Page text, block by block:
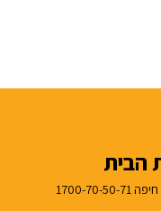
הבית